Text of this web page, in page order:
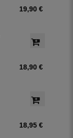
19,90 €
18,90 €
18,95 €